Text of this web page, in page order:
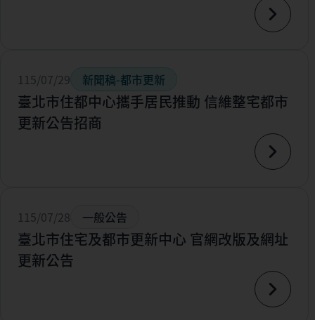
115/07/29 新聞稿-都市更新
臺北市住都中心攜手居民推動 信維整宅都市
更新公告招商
115/07/28 一般公告
臺北市住宅及都市更新中心 官網改版及網址
更新公告